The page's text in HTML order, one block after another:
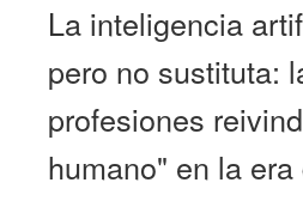
UPSANA
PROA
La inteligencia
pero no sustituta:
profesiones
humano" en la era